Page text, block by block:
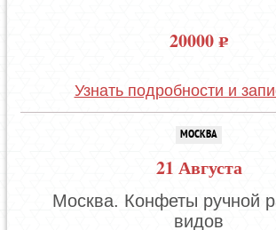
20000
Узнать подробности и
МОСКВА
21 Августа
Москва. Конфеты ручной
видов